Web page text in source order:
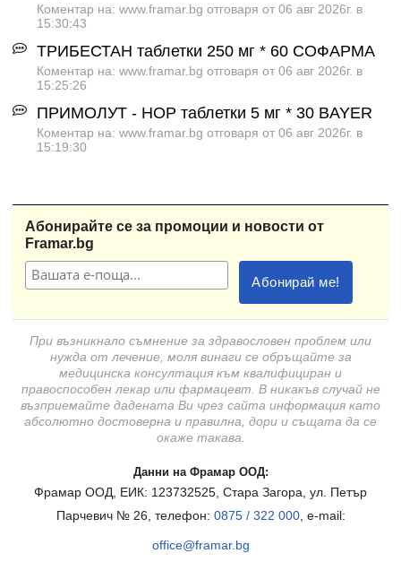
Коментар на: www.framar.bg отговаря от 06 авг 2026г. в
15:30:43
ТРИБЕСТАН таблетки 250 мг * 60 СОФАРМА
Коментар на: www.framar.bg отговаря от 06 авг 2026г. в
15:25:26
ПРИМОЛУТ - НОР таблетки 5 мг * 30 BAYER
Коментар на: www.framar.bg отговаря от 06 авг 2026г. в
15:19:30
Абонирайте се за промоции и новости от
Framar.bg
При възникнало съмнение за здравословен проблем или
нужда от лечение, моля винаги се обръщайте за
медицинска консултация към квалифициран и
правоспособен лекар или фармацевт. В никакъв случай не
възприемайте дадената Ви чрез сайта информация като
абсолютно достоверна и правилна, дори и същата да се
окаже такава.
Данни на Фрамар ООД:
Фрамар ООД, ЕИК: 123732525, Стара Загора, ул. Петър
Парчевич № 26, телефон: 0875 / 322 000, e-mail:
office@framar.bg